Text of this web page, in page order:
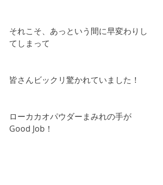
それこそ、あっという間に早変わりし
てしまって
皆さんビックリ驚かれていました！
ローカカオパウダーまみれの手が
Good Job！